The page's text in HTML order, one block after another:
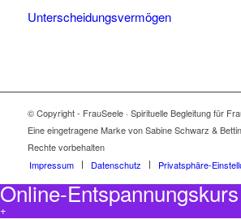
Unterscheidungsvermögen
© Copyright - FrauSeele · Spirituelle Begleitung für
Eine eingetragene Marke von Sabine Schwarz &
Rechte vorbehalten
Impressum
Datenschutz Privatsphäre-
Online-
+